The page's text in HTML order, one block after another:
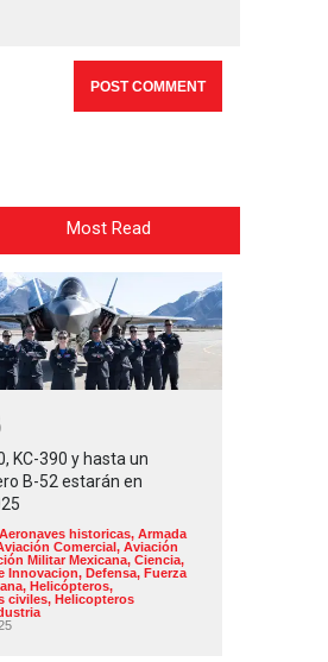
Most Read
KC-390 y hasta un
B-52 estarán en
Aeronaves historicas, Armada
Comercial, Aviación
Militar Mexicana, Ciencia,
Innovacion, Defensa, Fuerza
, Helicópteros,
civiles, Helicopteros